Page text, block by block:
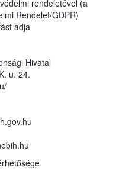
rendeletével (a
Rendelet/GDPR)
adja
Hivatal
u. 24.